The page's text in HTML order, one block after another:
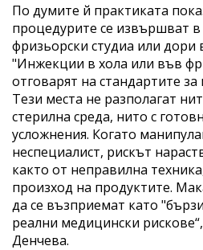
По думите й практиката
процедурите се извършват
фризьорски студиа или дори
"Инжекции в хола или във
отговарят на стандартите за
Тези места не разполагат
стерилна среда, нито с
усложнения. Когато
неспециалист, рискът
както от неправилна
произход на продуктите.
да се възприемат като
реални медицински
Денчева.